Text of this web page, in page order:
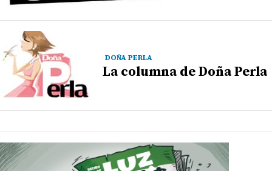
DOÑA PERLA
La columna de Doña Perla